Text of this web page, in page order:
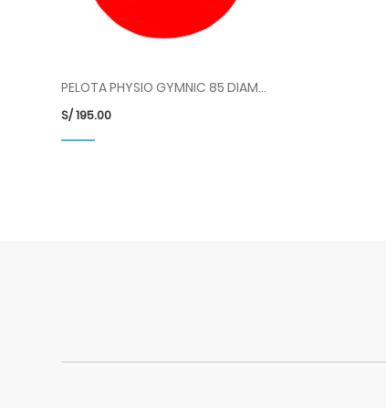
PELOTA PHYSIO GYMNIC 85 DIAMETRO ROJO COD 95.85 LDP
S/195.00